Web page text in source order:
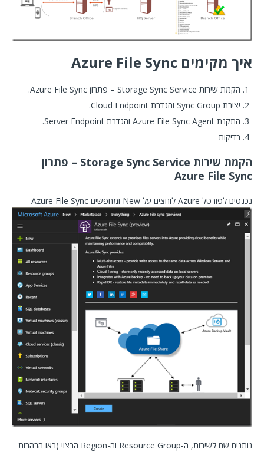
איך מקימים Azure File Sync
הקמת שירות Storage Sync Service – פתרון Azure File Sync.
יצירת Sync Group והגדרת Cloud Endpoint.
התקנת Azure File Sync Agent והגדרת Server Endpoint.
בדיקות
הקמת שירות Storage Sync Service – פתרון
Azure File Sync
נכנסים לפורטל Azure לוחצים על New ומחפשים Azure File Sync
נותנים שם לשירות, ה-Resource Group וה-Region הרצוי (ראו הבהרות